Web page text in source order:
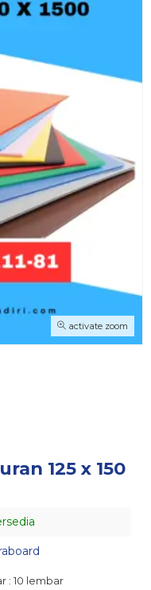
activate zoom
125 x 150
: 10 lembar